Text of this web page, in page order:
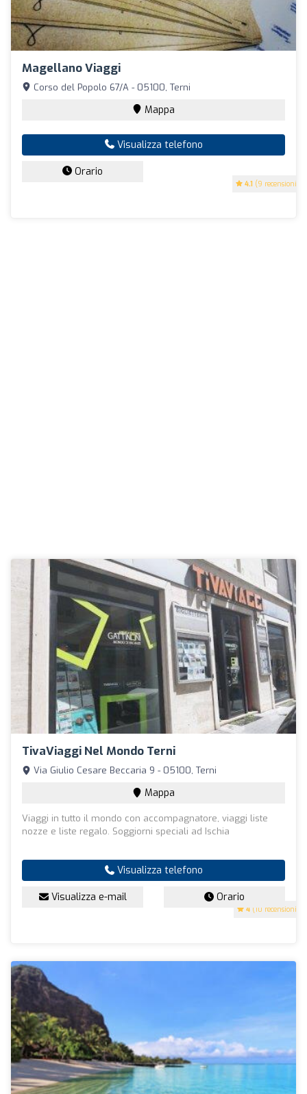
Magellano Viaggi
4.1 (9 recensioni)
Corso del Popolo 67/A - 05100, Terni
Mappa
Visualizza telefono
Orario
TivaViaggi Nel Mondo Terni
4 (10 recensioni)
Via Giulio Cesare Beccaria 9 - 05100, Terni
Mappa
Viaggi in tutto il mondo con accompagnatore, viaggi liste
nozze e liste regalo. Soggiorni speciali ad Ischia
Visualizza telefono
Visualizza e-mail Orario